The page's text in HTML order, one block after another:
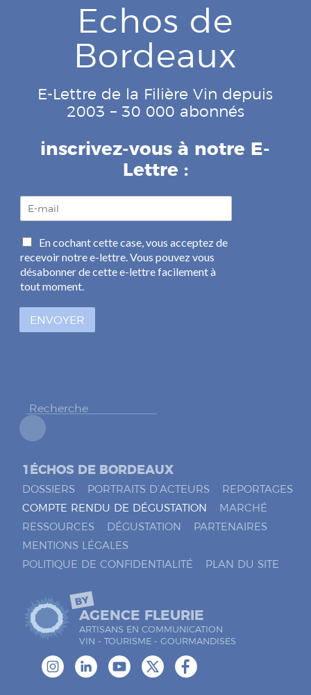
Echos de
Bordeaux
E-Lettre de la Filière Vin depuis
2003 – 30 000 abonnés
inscrivez-vous à notre E-
Lettre :
a
i
l
*
C
a
s
e
à
En cochant cette case, vous acceptez de
recevoir notre e-lettre. Vous pouvez vous
désabonner de cette e-lettre facilement à
tout moment.
ENVOYER
1ÉCHOS DE BORDEAUX
DOSSIERS PORTRAITS D’ACTEURS
REPORTAGES
COMPTE RENDU DE DÉGUSTATION
MARCHÉ
RESSOURCES
DÉGUSTATION
PARTENAIRES
MENTIONS LÉGALES
POLITIQUE DE CONFIDENTIALITÉ
PLAN DU SITE
BY
AGENCE FLEURIE
ARTISANS EN COMMUNICATION
VIN - TOURISME - GOURMANDISES